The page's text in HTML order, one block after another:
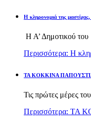
H κληρονομιά της
Η Α’ Δημοτικού
Περισσότερα: H
TA KOKKINA
Τις πρώτες μέρες
Περισσότερα: